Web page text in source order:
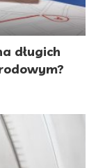
długich